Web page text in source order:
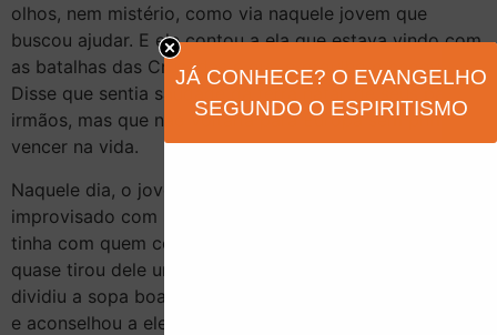
olhos, nem mistério, como via naquele jovem que
buscou ajudar. E ele contou a ela que estava vindo com
as batalhas das Cruzadas e que o orgulho o cegou.
Disse que sentia saudade da terra natal, de seus pais e
irmãos, mas que não voltaria para Europa sem primeiro
vencer na vida.
Naquele dia, o jovem volta para seu acampamento
improvisado com seu ânimo restaurado. Há muito não
tinha com quem conversar e falar de sua história, isso
quase tirou dele uma mágoa. Ao chegar na marquise,
dividiu a sopa boa e o pão novo com o cão e mendigo
e aconselhou a ele:
JÁ CONHECE? O EVANGELHO
SEGUNDO O ESPIRITISMO